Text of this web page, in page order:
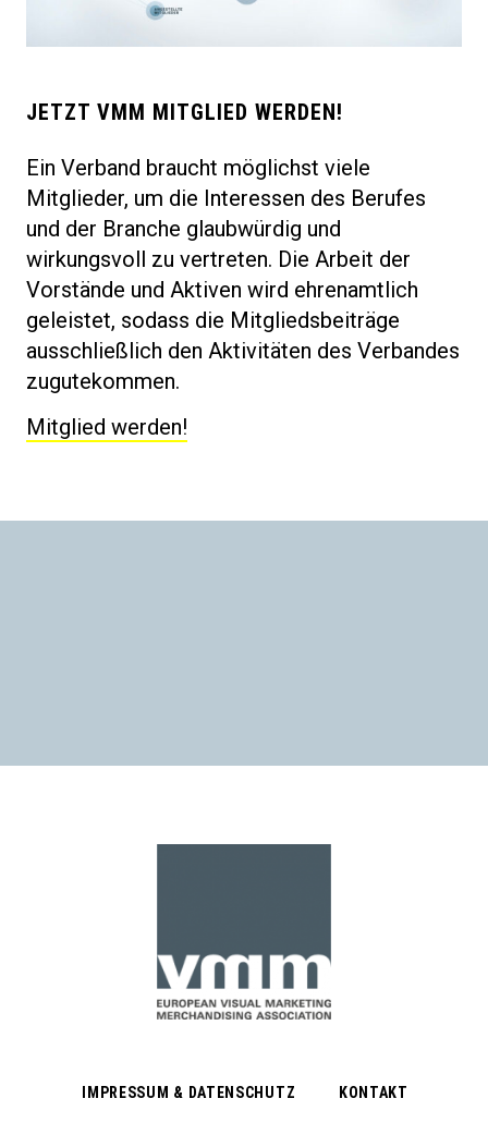
JETZT VMM MITGLIED WERDEN!
Ein Verband braucht möglichst viele
Mitglieder, um die Interessen des Berufes
und der Branche glaubwürdig und
wirkungsvoll zu vertreten. Die Arbeit der
Vorstände und Aktiven wird ehrenamtlich
geleistet, sodass die Mitgliedsbeiträge
ausschließlich den Aktivitäten des Verbandes
zugutekommen.
Mitglied werden!
IMPRESSUM & DATENSCHUTZ KONTAKT